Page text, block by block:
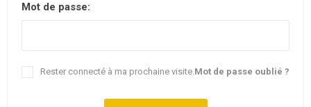
Mot de passe:
Mot de passe oublié ?
Rester connecté à ma prochaine visite.